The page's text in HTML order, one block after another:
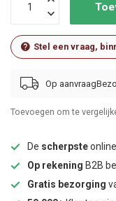
Stel een vraag,
Op aanvraag
Toevoegen om te
De scherpste
Op rekening B2B
Gratis bezorging